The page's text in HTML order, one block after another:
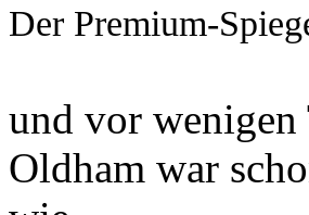
Der Premium-
und vor wenigen
Oldham war